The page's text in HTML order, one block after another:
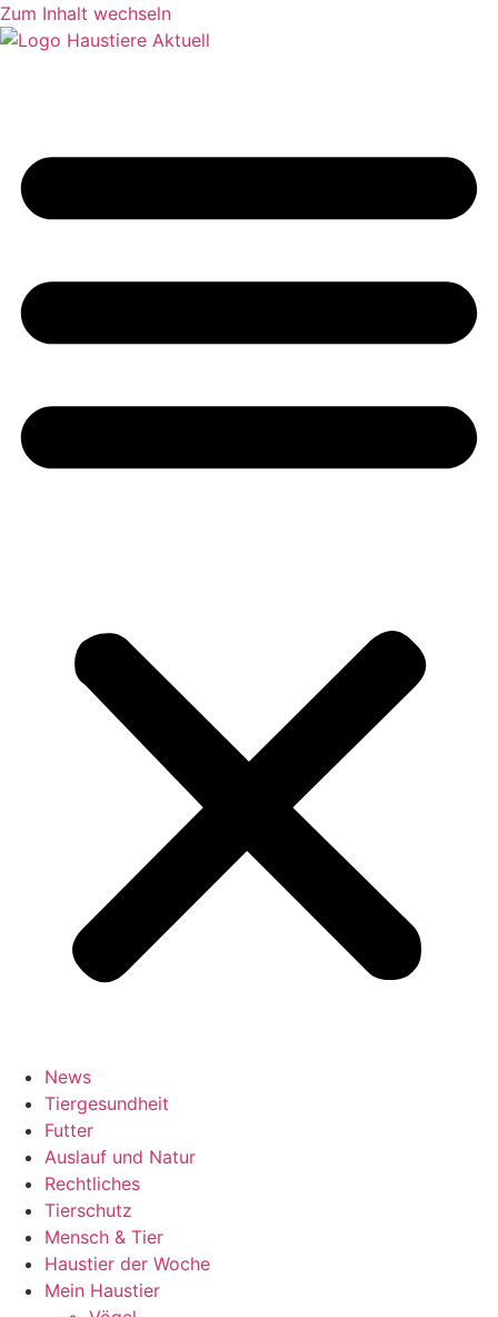
Zum Inhalt wechseln
News
Tiergesundheit
Futter
Auslauf und Natur
Rechtliches
Tierschutz
Mensch & Tier
Haustier der Woche
Mein Haustier